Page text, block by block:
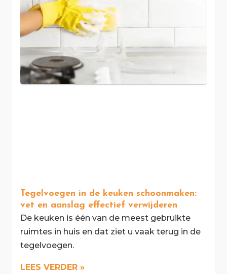
Tegelvoegen in de keuken schoonmaken:
vet en aanslag effectief verwijderen
De keuken is één van de meest gebruikte
ruimtes in huis en dat ziet u vaak terug in de
tegelvoegen.
LEES VERDER »